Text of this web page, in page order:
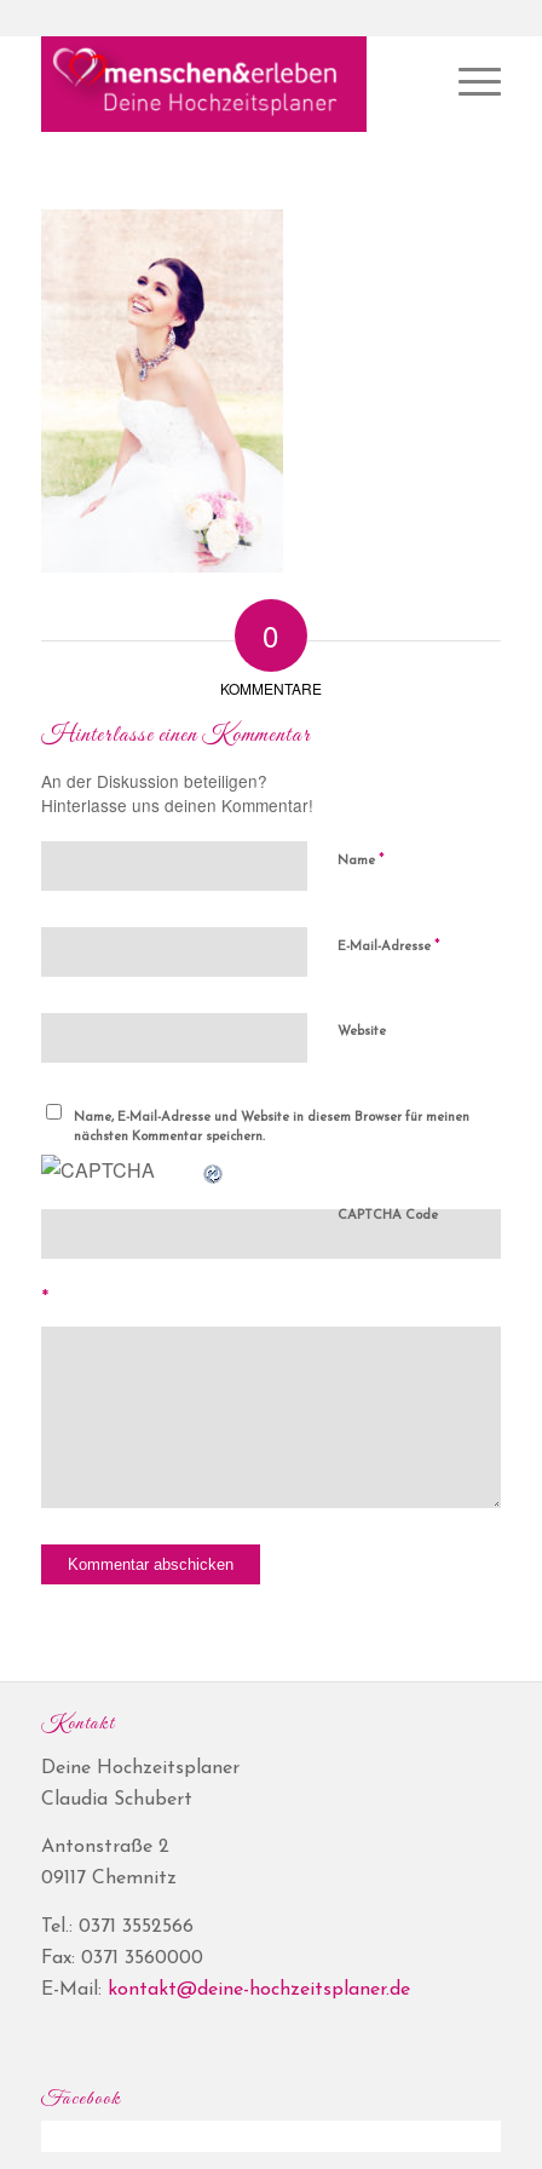
0
KOMMENTARE
Hinterlasse einen Kommentar
An der Diskussion beteiligen?
Hinterlasse uns deinen Kommentar!
Name *
E-Mail-Adresse *
Website
Name, E-Mail-Adresse und Website in diesem Browser für meinen
nächsten Kommentar speichern.
CAPTCHA Code
*
Kontakt
Deine Hochzeitsplaner
Claudia Schubert
Antonstraße 2
09117 Chemnitz
Tel.: 0371 3552566
Fax: 0371 3560000
E-Mail: kontakt@deine-hochzeitsplaner.de
Facebook